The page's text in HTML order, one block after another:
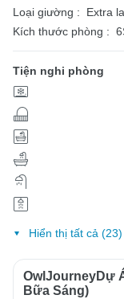
Loại giường :
Extra
Kích thước phòng :
Tiện nghi phòng
Hiển thị tất cả (23)
OwlJourneyDự
Bữa Sáng)